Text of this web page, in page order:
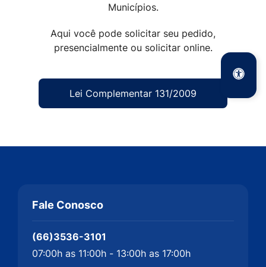
Municípios.
Aqui você pode solicitar seu pedido,
presencialmente ou solicitar online.
Lei Complementar 131/2009
Fale Conosco
(66)3536-3101
07:00h as 11:00h - 13:00h as 17:00h